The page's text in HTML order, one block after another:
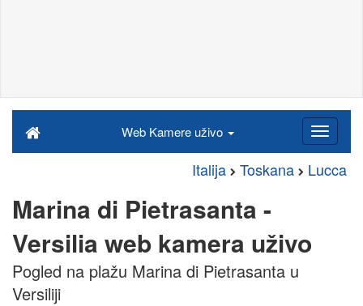
Web Kamere uživo
Italija Toskana Lucca
Marina di Pietrasanta -
Versilia web kamera uživo
Pogled na plažu Marina di Pietrasanta u
Versiliji